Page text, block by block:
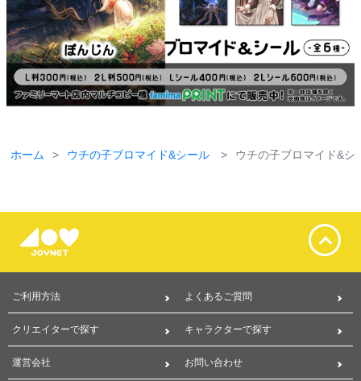
ホーム ウチの子ブロマイド&シール ウチの子ブロマイド&シ
ご利用方法 よくあるご質問
クリエイターで探す キャラクターで探す
運営会社 お問い合わせ